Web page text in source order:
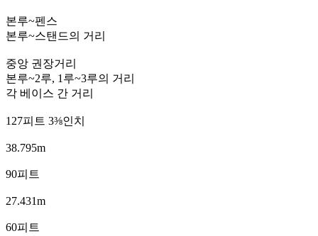
본루~펜스
본루~스탠드의 거리
중앙 권장거리
본루~2루, 1루~3루의 거리
각 베이스 간 거리
127피트 3⅜인치
38.795m
90피트
27.431m
60피트